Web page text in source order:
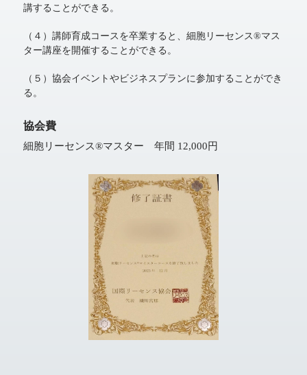
講することができる。
（４）講師育成コースを卒業すると、細胞リーセンス®マス
ター講座を開催することができる。
（５）協会イベントやビジネスプランに参加することができ
る。
協会費
細胞リーセンス®マスター 年間 12,000円